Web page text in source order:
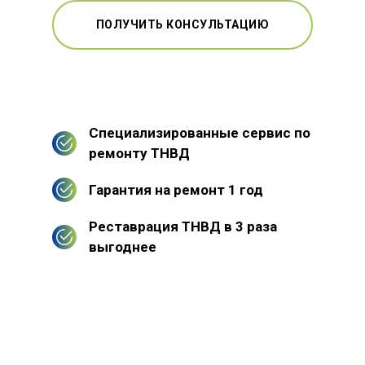
ПОЛУЧИТЬ КОНСУЛЬТАЦИЮ
Специализированные сервис по
ремонту ТНВД
Гарантия на ремонт 1 год
Реставрация ТНВД в 3 раза
выгоднее